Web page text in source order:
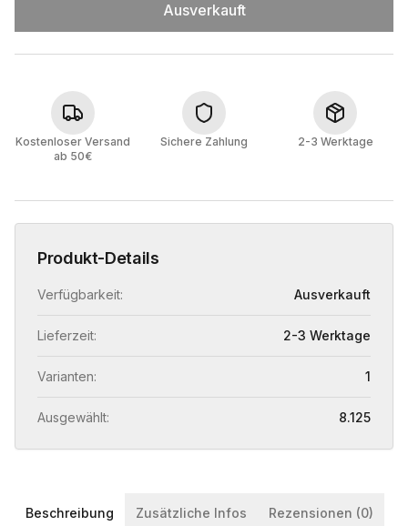
Ausverkauft
Kostenloser Versand
ab 50€
Sichere Zahlung 2-3 Werktage
Produkt-Details
Verfügbarkeit: Ausverkauft
Lieferzeit: 2-3 Werktage
Varianten: 1
Ausgewählt: 8.125
Beschreibung Zusätzliche Infos Rezensionen (0)